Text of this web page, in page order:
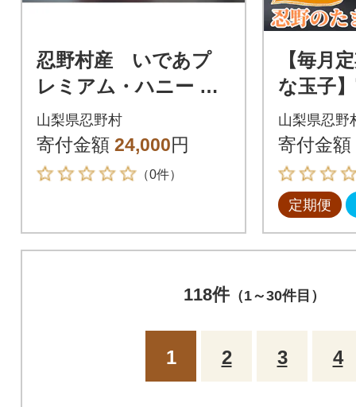
忍野村産 いであプ
レミアム・ハニー HO
KUSAI【紅富士 270
g】
山梨県忍野村
寄付金額 24,000円
（0件）
【毎月
な玉子
忍野の
赤玉‐50
山梨県忍野
寄付金額
定期便
118件（1～30件目）
1 2 3 4